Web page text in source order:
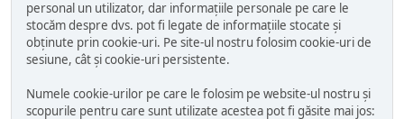
personal un utilizator, dar informațiile personale pe care le
stocăm despre dvs. pot fi legate de informațiile stocate și
obținute prin cookie-uri. Pe site-ul nostru folosim cookie-uri de
sesiune, cât și cookie-uri persistente.
Numele cookie-urilor pe care le folosim pe website-ul nostru și
scopurile pentru care sunt utilizate acestea pot fi găsite mai jos: